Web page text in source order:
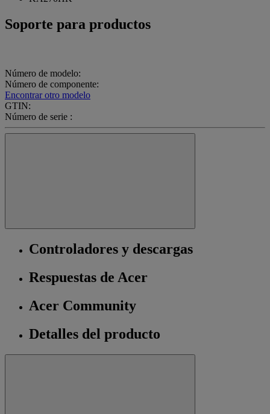
Soporte para productos
Número de modelo:
Número de componente:
Encontrar otro modelo
GTIN:
Número de serie :
Controladores y descargas
Respuestas de Acer
Acer Community
Detalles del producto